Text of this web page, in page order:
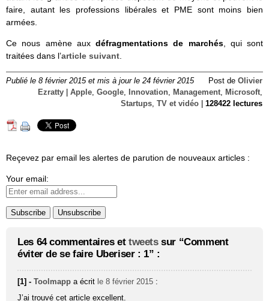
faire, autant les professions libérales et PME sont moins bien
armées.
Ce nous amène aux défragmentations de marchés, qui sont
traitées dans l’article suivant
Publié le 8 février 2015 et mis à jour le 24 février 2015 Post de Olivier
Ezratty
Apple Google Innovation Management Microsoft
Startups TV et vidéo 128422 lectures
Reçevez par email les alertes de parution de nouveaux articles :
Your email:
Les 64 commentaires et tweetssur “Comment
éviter de se faire Uberiser : 1” :
[1] -Toolmapp a écrit le 8 février 2015 :
J’ai trouvé cet article excellent.